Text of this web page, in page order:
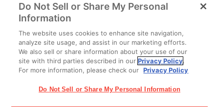
仙台市青葉区昭和町
このページの店舗から 2.1 km
ルート
を見る
北仙台駅 仙台市営地下鉄南北線
仙台市青葉区昭和町
このページの店舗から 2.2 km
Do Not Sell or Share My Personal
Information
The website uses cookies to enhance site navigation,
analyze site usage, and assist in our marketing efforts.
We also sell or share information about your use of our
site with third parties described in ourPrivacy Policy.
For more information, please check our Privacy Policy
Do Not Sell or Share My Personal Information